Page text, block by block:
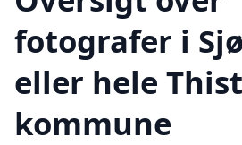
fotografer i
eller hele
kommune